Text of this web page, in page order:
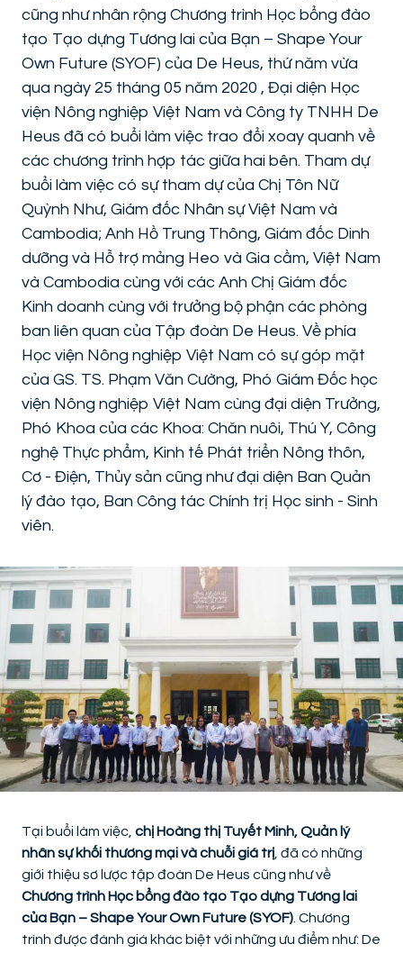
cũng như nhân rộng Chương trình Học bổng đào
tạo Tạo dựng Tương lai của Bạn – Shape Your
Own Future (SYOF) của De Heus, thứ năm vừa
qua ngày 25 tháng 05 năm 2020 , Đại diện Học
viện Nông nghiệp Việt Nam và Công ty TNHH De
Heus đã có buổi làm việc trao đổi xoay quanh về
các chương trình hợp tác giữa hai bên. Tham dự
buổi làm việc có sự tham dự của Chị Tôn Nữ
Quỳnh Như, Giám đốc Nhân sự Việt Nam và
Cambodia; Anh Hồ Trung Thông, Giám đốc Dinh
dưỡng và Hỗ trợ mảng Heo và Gia cầm, Việt Nam
và Cambodia cùng với các Anh Chị Giám đốc
Kinh doanh cùng với trưởng bộ phận các phòng
ban liên quan của Tập đoàn De Heus. Về phía
Học viện Nông nghiệp Việt Nam có sự góp mặt
của GS. TS. Phạm Văn Cường, Phó Giám Đốc học
viện Nông nghiệp Việt Nam cùng đại diện Trưởng,
Phó Khoa của các Khoa: Chăn nuôi, Thú Y, Công
nghệ Thực phẩm, Kinh tế Phát triển Nông thôn,
Cơ - Điện, Thủy sản cũng như đại diện Ban Quản
lý đào tạo, Ban Công tác Chính trị Học sinh - Sinh
viên.
Tại buổi làm việc, chị Hoàng thị Tuyết Minh, Quản lý
nhân sự khối thương mại và chuỗi giá trị , đã có những
giới thiệu sơ lược tập đoàn De Heus cũng như về
Chương trình Học bổng đào tạo Tạo dựng Tương lai
của Bạn – Shape Your Own Future (SYOF) . Chương
trình được đánh giá khác biệt với những ưu điểm như: De